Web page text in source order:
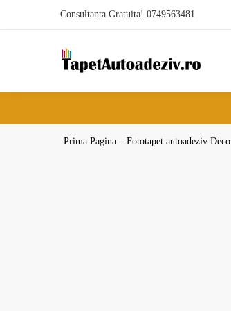
Consultanta Gratuita! 0749563481
Prima Pagina –Fototapet autoadeziv Deco